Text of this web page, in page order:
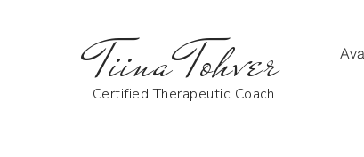
Tiina Tohver
Certified Therapeutic Coach